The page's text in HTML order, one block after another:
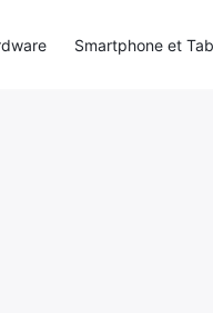
Smartphone et